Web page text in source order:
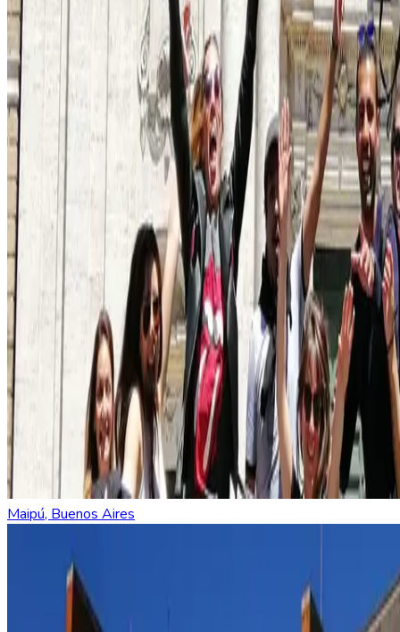
Maipú, Buenos Aires